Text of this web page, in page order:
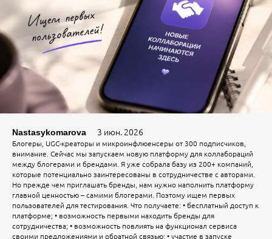
Nastasykomarova 3 июн. 2026
Блогеры, UGC-креаторы и микроинфлюенсеры от 300 подписчиков,
внимание. Сейчас мы запускаем новую платформу для коллабораций
между блогерами и брендами. Я уже собрала базу из 200+ компаний,
которые потенциально заинтересованы в сотрудничестве с авторами.
Но прежде чем приглашать бренды, нам нужно наполнить платформу
главной ценностью – самими блогерами. Поэтому ищем первых
пользователей для тестирования. Что получаете: • бесплатный доступ к
платформе; • возможность первыми находить бренды для
сотрудничества; • возможность повлиять на функционал сервиса
своими предложениями и обратной связью; • участие в запуске